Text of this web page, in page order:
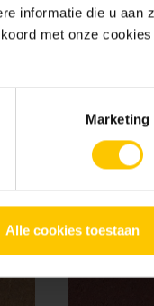
informatie die u aan
met onze
Marketing
Alle cookies toestaan